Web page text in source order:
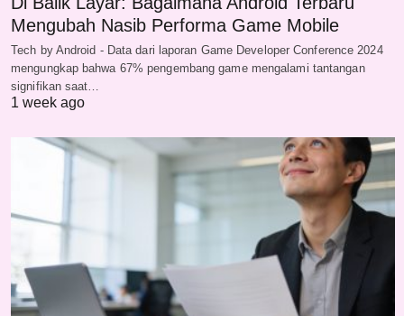
Mengubah Nasib Performa Game Mobile
Tech by Android - Data dari laporan Game Developer Conference 2024
mengungkap bahwa 67% pengembang game mengalami tantangan
signifikan saat…
1 week ago